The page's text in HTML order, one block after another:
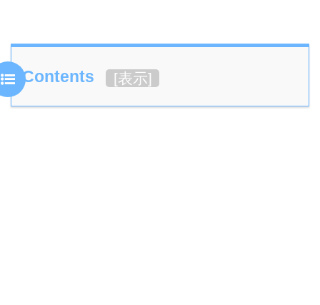
Contents [表示]